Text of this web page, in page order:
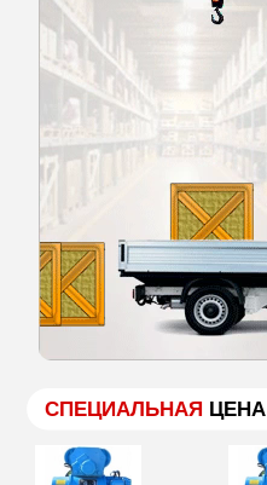
СПЕЦИАЛЬНАЯ ЦЕНА